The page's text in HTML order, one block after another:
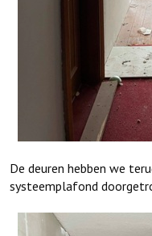
De deuren hebben we
systeemplafond